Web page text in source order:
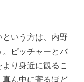
いう方は、内野
ピッチャーとバ
り身近に観るこ
ん中に寄るほど